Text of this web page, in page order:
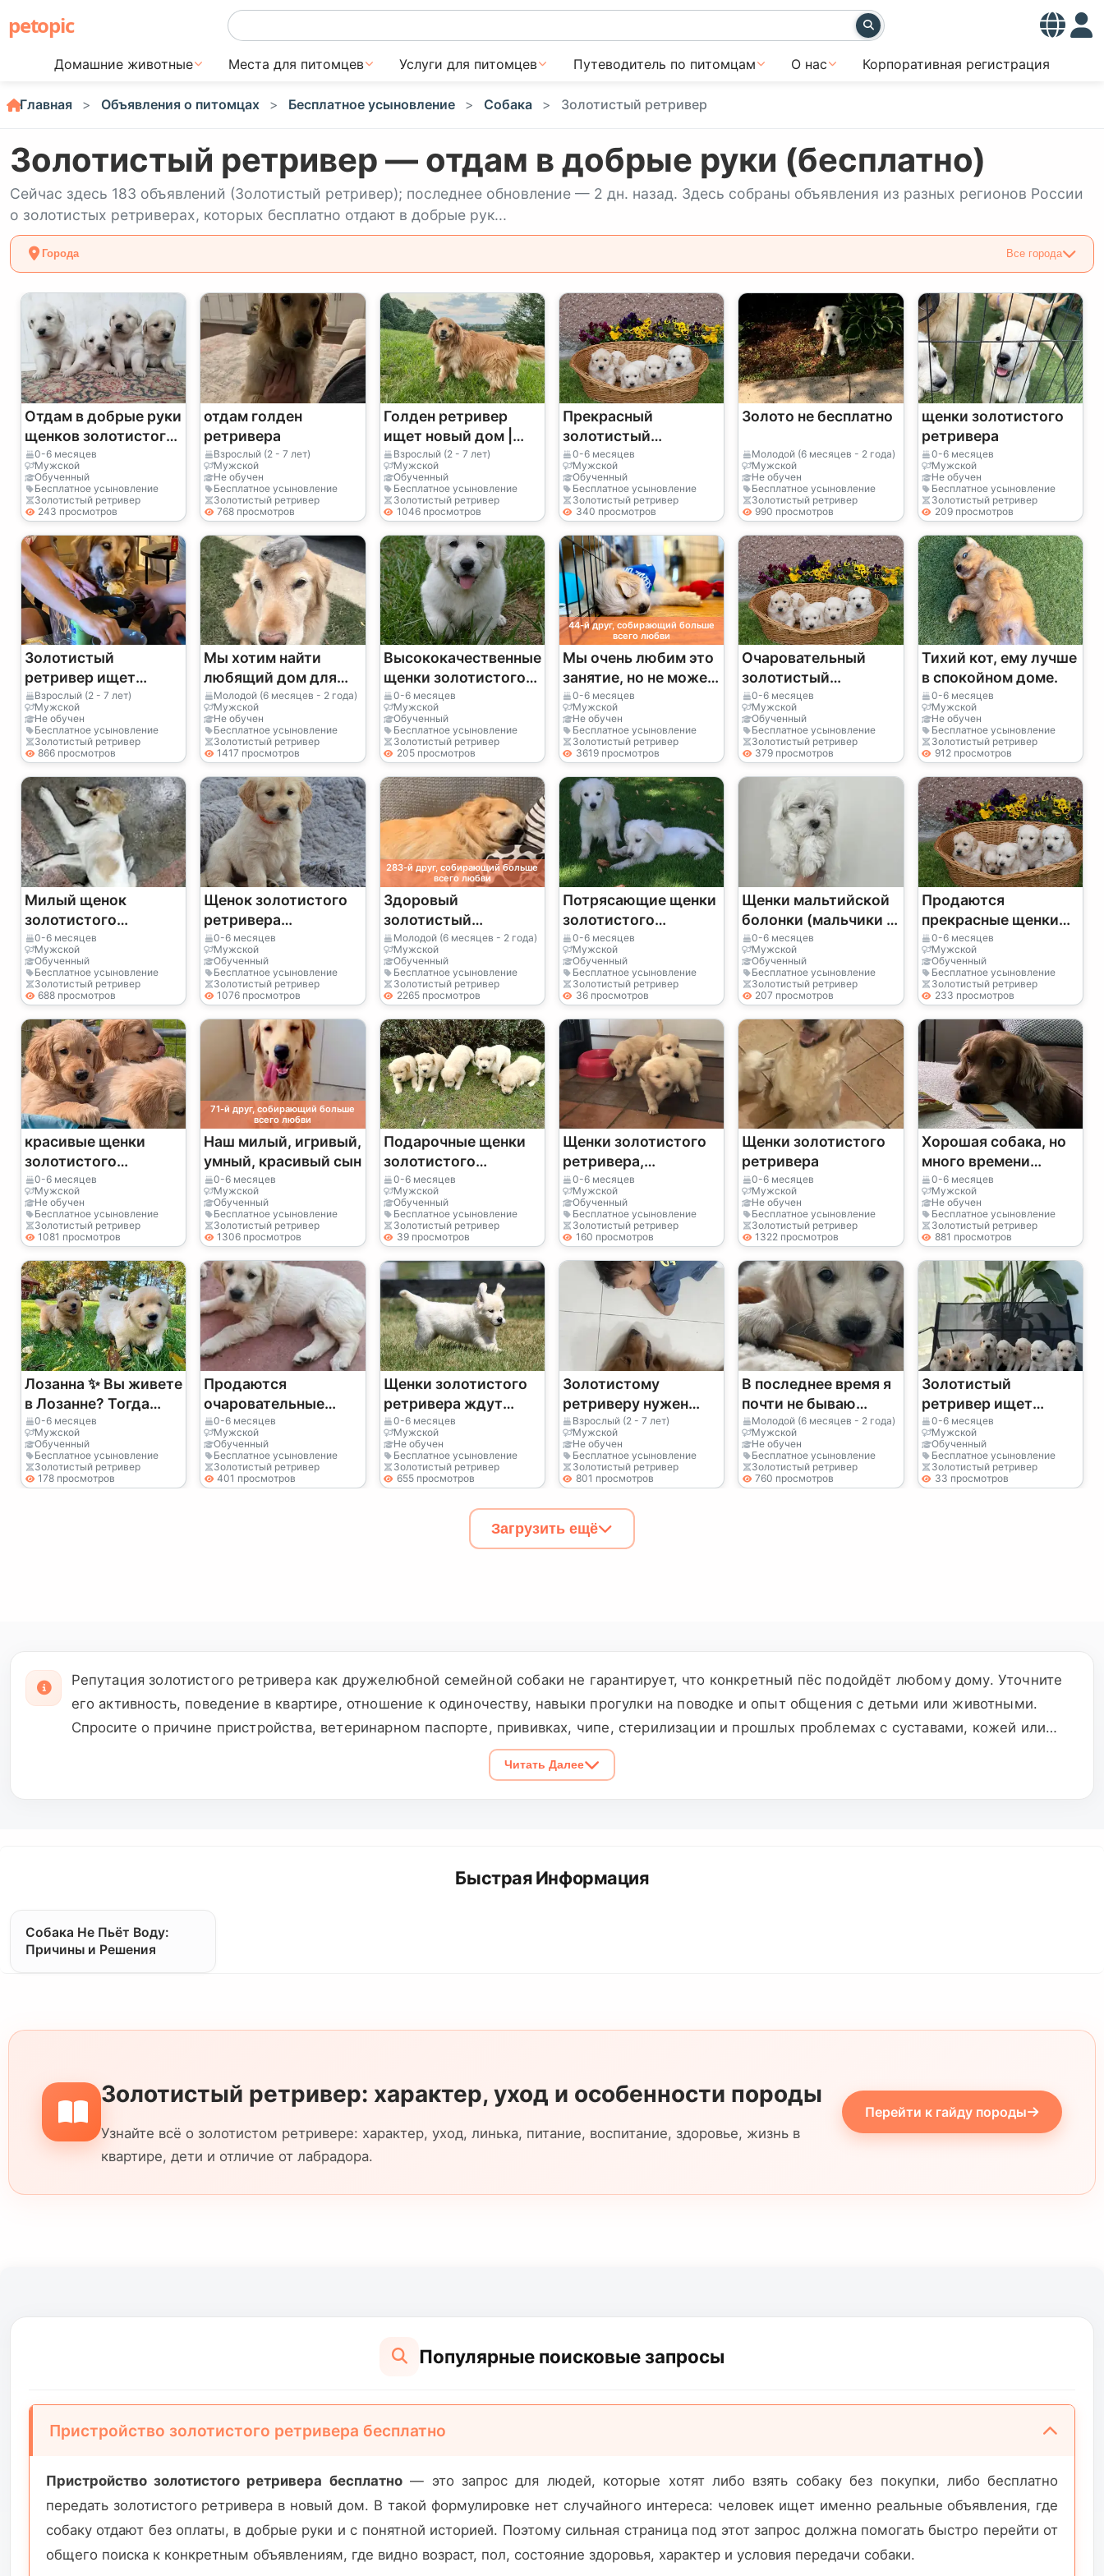
petopic
Домашние животные Места для питомцев Услуги для питомцев Путеводитель по питомцам О нас Корпоративная регистрация
Главная Объявления о питомцах Бесплатное усыновление Собака Золотистый ретривер
Золотистый ретривер — отдам в добрые руки (бесплатно)
Сейчас здесь 183 объявлений (Золотистый ретривер); последнее обновление — 2 дн. назад. Здесь собраны объявления из разных регионов России
о золотистых ретриверах, которых бесплатно отдают в добрые рук...
Города Все города
Отдам в добрые руки
щенков золотистого
ретривера (мальчика
и девочку)
0-6 месяцев
Мужской
Обученный
Бесплатное усыновление
Золотистый ретривер
243 просмотров
отдам голден
ретривера
Взрослый (2 - 7 лет)
Мужской
Не обучен
Бесплатное усыновление
Золотистый ретривер
768 просмотров
Голден ретривер
ищет новый дом |
Бесплатно | Очень
добрый пёс
Взрослый (2 - 7 лет)
Мужской
Обученный
Бесплатное усыновление
Золотистый ретривер
1046 просмотров
Прекрасный
золотистый
ретривер доступен
для продажи прямо
сейчас!
0-6 месяцев
Мужской
Обученный
Бесплатное усыновление
Золотистый ретривер
340 просмотров
Золото не бесплатно
Молодой (6 месяцев - 2 года)
Мужской
Не обучен
Бесплатное усыновление
Золотистый ретривер
990 просмотров
щенки золотистого
ретривера
0-6 месяцев
Мужской
Не обучен
Бесплатное усыновление
Золотистый ретривер
209 просмотров
Золотистый
ретривер ищет
новый дом.
Взрослый (2 - 7 лет)
Мужской
Не обучен
Бесплатное усыновление
Золотистый ретривер
866 просмотров
Мы хотим найти
любящий дом для
нашего щенка
золотистого
ретривера, который
вырос в окружении
людей.
Молодой (6 месяцев - 2 года)
Мужской
Не обучен
Бесплатное усыновление
Золотистый ретривер
1417 просмотров
Высококачественные
щенки золотистого
ретривера,
зарегистрированные
в Кеннел-клубе.
0-6 месяцев
Мужской
Обученный
Бесплатное усыновление
Золотистый ретривер
205 просмотров
44-й друг, собирающий больше
всего любви
Мы очень любим это
занятие, но не можем
уделять ему
достаточно времени.
0-6 месяцев
Мужской
Не обучен
Бесплатное усыновление
Золотистый ретривер
3619 просмотров
Очаровательный
золотистый
ретривер доступен
для покупки прямо
сейчас.
0-6 месяцев
Мужской
Обученный
Бесплатное усыновление
Золотистый ретривер
379 просмотров
Тихий кот, ему лучше
в спокойном доме.
0-6 месяцев
Мужской
Не обучен
Бесплатное усыновление
Золотистый ретривер
912 просмотров
Милый щенок
золотистого
ретривера
0-6 месяцев
Мужской
Обученный
Бесплатное усыновление
Золотистый ретривер
688 просмотров
Щенок золотистого
ретривера
предлагается к
усыновлению.
0-6 месяцев
Мужской
Обученный
Бесплатное усыновление
Золотистый ретривер
1076 просмотров
283-й друг, собирающий больше
всего любви
Здоровый
золотистый
ретривер
Молодой (6 месяцев - 2 года)
Мужской
Обученный
Бесплатное усыновление
Золотистый ретривер
2265 просмотров
Потрясающие щенки
золотистого
ретривера
0-6 месяцев
Мужской
Обученный
Бесплатное усыновление
Золотистый ретривер
36 просмотров
Щенки мальтийской
болонки (мальчики и
девочки) бесплатно.
0-6 месяцев
Мужской
Обученный
Бесплатное усыновление
Золотистый ретривер
207 просмотров
Продаются
прекрасные щенки
золотистого
ретривера.
0-6 месяцев
Мужской
Обученный
Бесплатное усыновление
Золотистый ретривер
233 просмотров
красивые щенки
золотистого
ретривера
0-6 месяцев
Мужской
Не обучен
Бесплатное усыновление
Золотистый ретривер
1081 просмотров
71-й друг, собирающий больше
всего любви
Наш милый, игривый,
умный, красивый сын
0-6 месяцев
Мужской
Обученный
Бесплатное усыновление
Золотистый ретривер
1306 просмотров
Подарочные щенки
золотистого
ретривера (мальчик
и девочка)
0-6 месяцев
Мужской
Обученный
Бесплатное усыновление
Золотистый ретривер
39 просмотров
Щенки золотистого
ретривера,
зарегистрированные
в Кеннел Клубе
0-6 месяцев
Мужской
Обученный
Бесплатное усыновление
Золотистый ретривер
160 просмотров
Щенки золотистого
ретривера
0-6 месяцев
Мужской
Не обучен
Бесплатное усыновление
Золотистый ретривер
1322 просмотров
Хорошая собака, но
много времени
проводит в
одиночестве.
0-6 месяцев
Мужской
Не обучен
Бесплатное усыновление
Золотистый ретривер
881 просмотров
Лозанна ✨ Вы живете
в Лозанне? Тогда
этот очаровательный
золотистый
ретривер вскоре
может стать вашим
0-6 месяцев
Мужской
Обученный
Бесплатное усыновление
Золотистый ретривер
178 просмотров
Продаются
очаровательные
щенки золотистого
ретривера.
WhatsApp
+447393160284
0-6 месяцев
Мужской
Обученный
Бесплатное усыновление
Золотистый ретривер
401 просмотров
Щенки золотистого
ретривера ждут
своих новых хозяев.
0-6 месяцев
Мужской
Не обучен
Бесплатное усыновление
Золотистый ретривер
655 просмотров
Золотистому
ретриверу нужен
дом получше, чем
мой.
Взрослый (2 - 7 лет)
Мужской
Не обучен
Бесплатное усыновление
Золотистый ретривер
801 просмотров
В последнее время я
почти не бываю
дома.
Молодой (6 месяцев - 2 года)
Мужской
Не обучен
Бесплатное усыновление
Золотистый ретривер
760 просмотров
Золотистый
ретривер ищет
новый дом
0-6 месяцев
Мужской
Обученный
Бесплатное усыновление
Золотистый ретривер
33 просмотров
Загрузить ещё
Репутация золотистого ретривера как дружелюбной семейной собаки не гарантирует, что конкретный пёс подойдёт любому дому. Уточните
его активность, поведение в квартире, отношение к одиночеству, навыки прогулки на поводке и опыт общения с детьми или животными.
Спросите о причине пристройства, ветеринарном паспорте, прививках, чипе, стерилизации и прошлых проблемах с суставами, кожей или
ушами. До передачи познакомьтесь с собакой лично и проверьте документы, которые упоминаются в объявлении.
Читать Далее
Быстрая Информация
Собака Не Пьёт Воду:
Причины и Решения
Золотистый ретривер: характер, уход и особенности породы
Узнайте всё о золотистом ретривере: характер, уход, линька, питание, воспитание, здоровье, жизнь в
квартире, дети и отличие от лабрадора.
Перейти к гайду породы
Популярные поисковые запросы
Пристройство золотистого ретривера бесплатно
Пристройство золотистого ретривера бесплатно— это запрос для людей, которые хотят либо взять собаку без покупки, либо бесплатно
передать золотистого ретривера в новый дом. В такой формулировке нет случайного интереса: человек ищет именно реальные объявления, где
собаку отдают без оплаты, в добрые руки и с понятной историей. Поэтому сильная страница под этот запрос должна помогать быстро перейти от
общего поиска к конкретным объявлениям, где видно возраст, пол, состояние здоровья, характер и условия передачи собаки.